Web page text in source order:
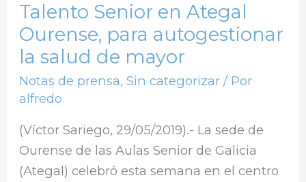
Talento Senior en Ategal
Ourense, para autogestionar
la salud de mayor
Notas de prensa,Sin categorizar / Por
alfredo
(Víctor Sariego, 29/05/2019).- La sede de
Ourense de las Aulas Senior de Galicia
(Ategal) celebró esta semana en el centro
de
mayor